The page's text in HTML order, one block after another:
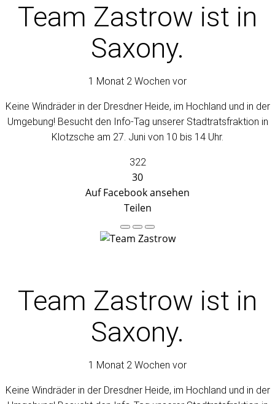
Team Zastrow ist in
Saxony.
1 Monat 2 Wochen vor
Keine Windräder in der Dresdner Heide, im Hochland und in der
Umgebung! Besucht den Info-Tag unserer Stadtratsfraktion in
Klotzsche am 27. Juni von 10 bis 14 Uhr.
322
30
Auf Facebook ansehen
Teilen
Team Zastrow ist in
Saxony.
1 Monat 2 Wochen vor
Keine Windräder in der Dresdner Heide, im Hochland und in der